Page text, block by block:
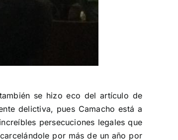
se hizo eco del artículo de
delictiva, pues Camacho está a
persecuciones legales que
por más de un año por